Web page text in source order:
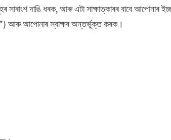
দাঙি ধৰক, আৰু এটা সাক্ষাত্কাৰৰ বাবে আপোনাৰ
আৰু আপোনাৰ স্বাক্ষৰ অন্তৰ্ভুক্ত কৰক।